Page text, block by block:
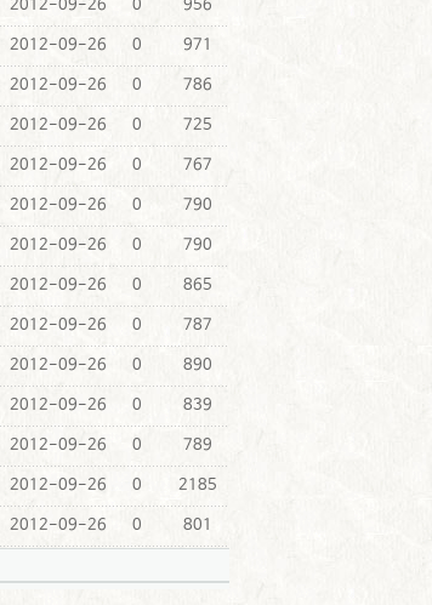
2012-09-26 0 956
2012-09-26 0 971
2012-09-26 0 786
2012-09-26 0 725
2012-09-26 0 767
2012-09-26 0 790
2012-09-26 0 790
2012-09-26 0 865
2012-09-26 0 787
2012-09-26 0 890
2012-09-26 0 839
2012-09-26 0 789
2012-09-26 0 2185
2012-09-26 0 801